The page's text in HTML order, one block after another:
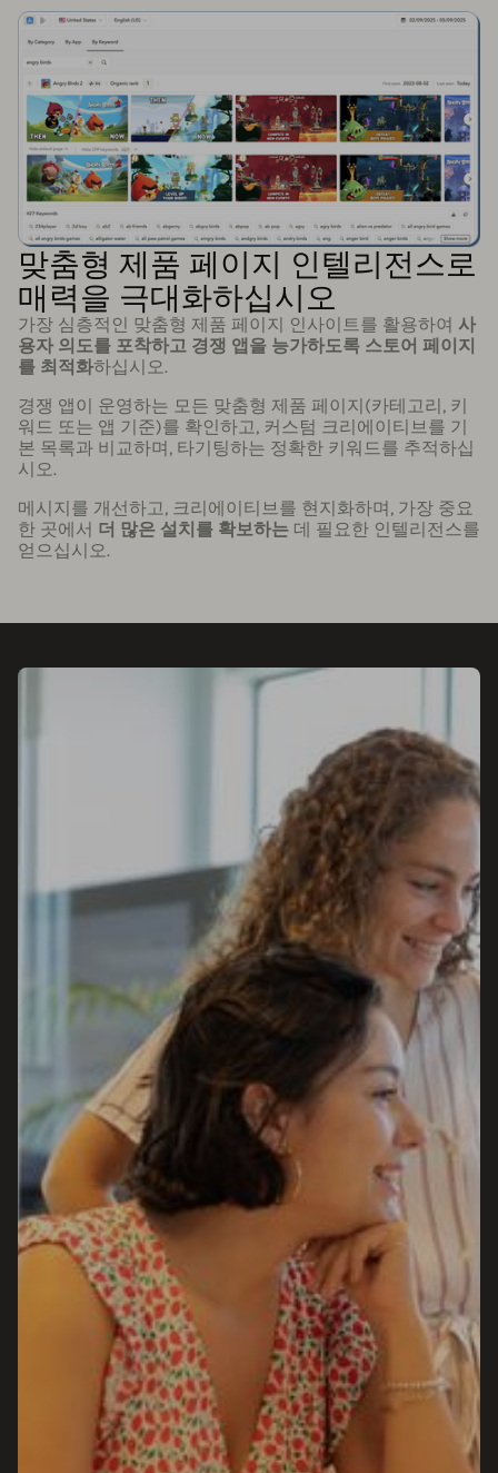
맞춤형 제품 페이지 인텔리전스로
매력을 극대화하십시오
가장 심층적인 맞춤형 제품 페이지 인사이트를 활용하여 사
용자 의도를 포착하고 경쟁 앱을 능가하도록 스토어 페이지
를 최적화하십시오.
경쟁 앱이 운영하는 모든 맞춤형 제품 페이지(카테고리, 키
워드 또는 앱 기준)를 확인하고, 커스텀 크리에이티브를 기
본 목록과 비교하며, 타기팅하는 정확한 키워드를 추적하십
시오.
메시지를 개선하고, 크리에이티브를 현지화하며, 가장 중요
한 곳에서 더 많은 설치를 확보하는 데 필요한 인텔리전스를
얻으십시오.